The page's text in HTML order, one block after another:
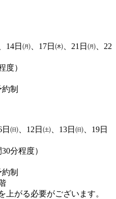
日㈪、17日㈭、21日㈪、22
度）
制
㈰、12日㈯、13日㈰、19日
分程度）
制
がる必要がございます。